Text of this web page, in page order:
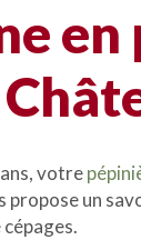
votre
propose un